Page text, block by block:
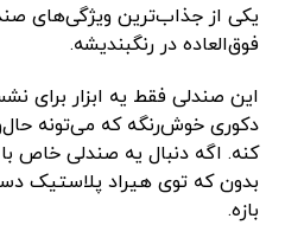
یکی از جذاب‌ترین ویژگی‌های
فوق‌العاده در رنگبندیشه.
این صندلی فقط یه ابزار برای
دکوری خوش‌رنگه که می‌تونه
کنه. اگه دنبال یه صندلی خاص
بدون که توی هیراد پلاستیک
بازه.